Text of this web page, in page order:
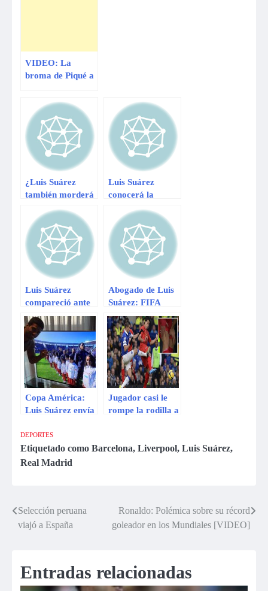
VIDEO: La
broma de Piqué a
generó la risa de
sus compañeros
¿Luis Suárez
también morderá
Luis Suárez
conocerá la
en menos de una
semana
Luis Suárez
compareció ante
el TAS y espera
jugar ya por el
Barcelona
Abogado de Luis
Suárez: FIFA
´sigue insistiendo´
en mantener la
sanción
Copa América:
Luis Suárez envía
a Chile vía
Facebook
Jugador casi le
rompe la rodilla a
DEPORTES
Etiquetado como Barcelona, Liverpool, Luis Suárez,
Real Madrid
Navegación
Selección peruana
viajó a España
Ronaldo: Polémica sobre su récord
goleador en los Mundiales [VIDEO]
Entradas relacionadas